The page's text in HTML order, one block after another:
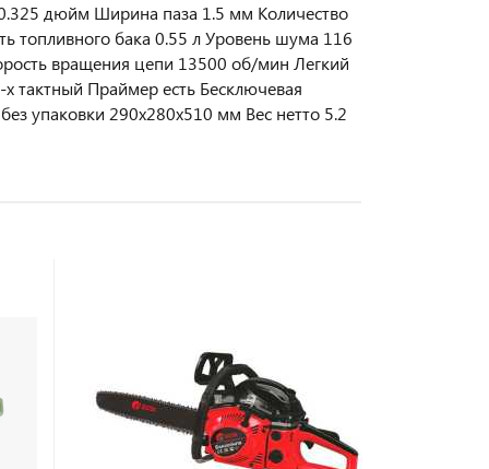
дюйм Ширина паза 1.5 мм Количество
топливного бака 0.55 л Уровень шума 116
вращения цепи 13500 об/мин Легкий
тактный Праймер есть Бесключевая
упаковки 290х280х510 мм Вес нетто 5.2